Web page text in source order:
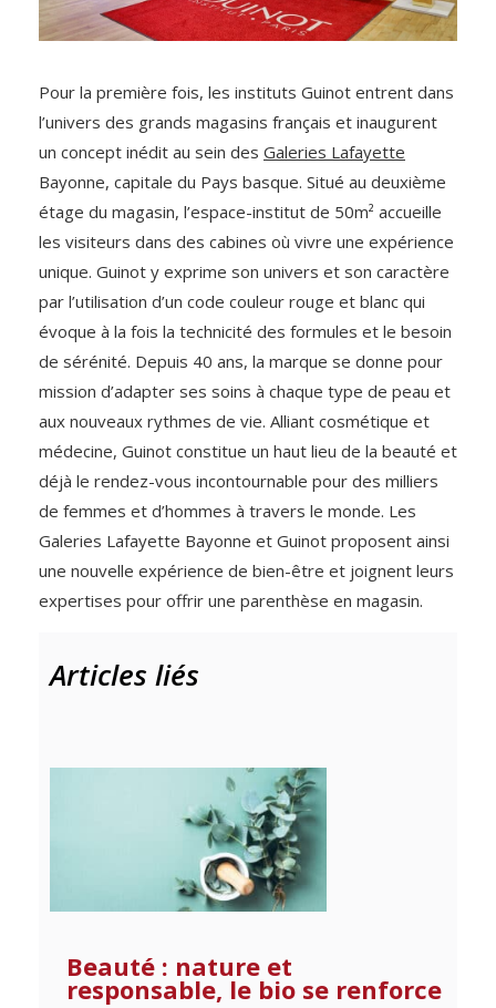
Pour la première fois, les instituts Guinot entrent dans
l’univers des grands magasins français et inaugurent
un concept inédit au sein des Galeries Lafayette
Bayonne, capitale du Pays basque. Situé au deuxième
étage du magasin, l’espace-institut de 50m² accueille
les visiteurs dans des cabines où vivre une expérience
unique. Guinot y exprime son univers et son caractère
par l’utilisation d’un code couleur rouge et blanc qui
évoque à la fois la technicité des formules et le besoin
de sérénité. Depuis 40 ans, la marque se donne pour
mission d’adapter ses soins à chaque type de peau et
aux nouveaux rythmes de vie. Alliant cosmétique et
médecine, Guinot constitue un haut lieu de la beauté et
déjà le rendez-vous incontournable pour des milliers
de femmes et d’hommes à travers le monde. Les
Galeries Lafayette Bayonne et Guinot proposent ainsi
une nouvelle expérience de bien-être et joignent leurs
expertises pour offrir une parenthèse en magasin.
Articles liés
Beauté : nature et
responsable, le bio se renforce